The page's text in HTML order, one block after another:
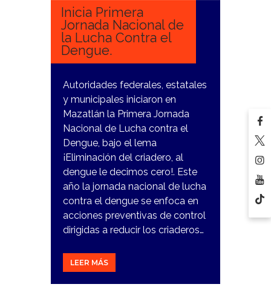
Inicia Primera
Jornada Nacional de
la Lucha Contra el
Dengue.
Autoridades federales, estatales
y municipales iniciaron en
Mazatlán la Primera Jornada
Nacional de Lucha contra el
Dengue, bajo el lema
¡Eliminación del criadero, al
dengue le decimos cero!. Este
año la jornada nacional de lucha
contra el dengue se enfoca en
acciones preventivas de control
dirigidas a reducir los criaderos…
LEER MÁS